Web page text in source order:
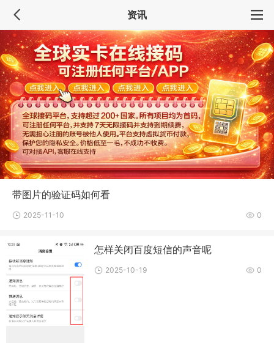
资讯
带图片的验证码如何看
2025-11-10 0
怎样关闭百度短信的声音呢
2025-10-19 0